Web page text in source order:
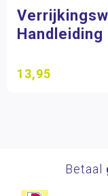
Handleiding
13,95
Betaal